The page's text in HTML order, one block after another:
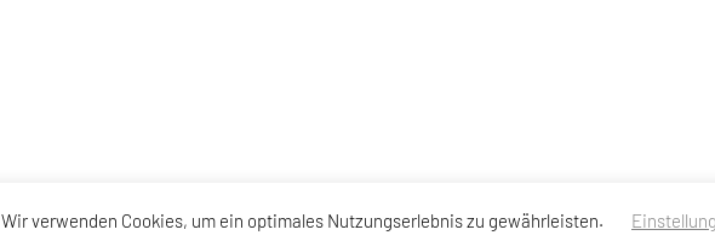
Wir verwenden Cookies, um ein optimales Nutzungserlebnis zu gewährleisten.